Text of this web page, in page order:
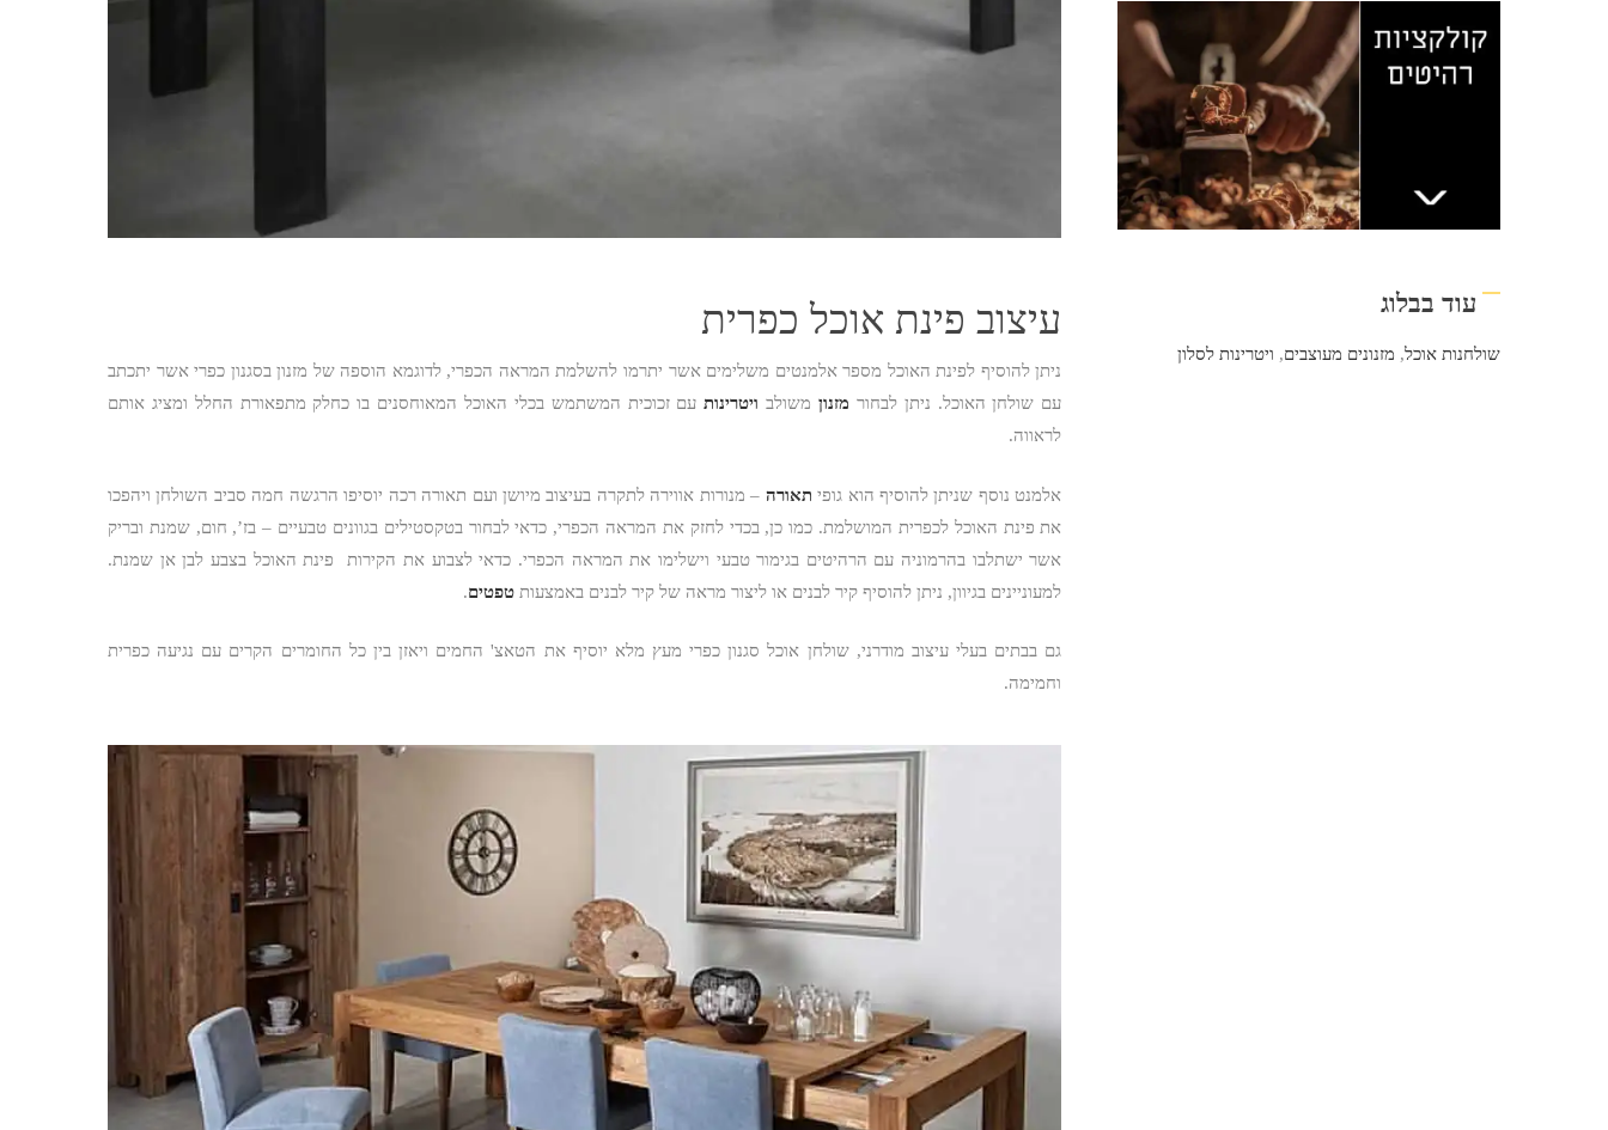
עיצוב פינת אוכל כפרית
ניתן להוסיף לפינת האוכל מספר אלמנטים משלימים אשר יתרמו להשלמת המראה הכפרי, לדוגמא הוספה של מזנון בסגנון כפרי אשר יתכתב
עם שולחן האוכל. ניתן לבחור מזנוןמשולב ויטרינותעם זכוכית המשתמש בכלי האוכל המאוחסנים בו כחלק מתפאורת החלל ומציג אותם
לראווה.
אלמנט נוסף שניתן להוסיף הוא גופי תאורה – מנורות אווירה לתקרה בעיצוב מיושן ועם תאורה רכה יוסיפו הרגשה חמה סביב השולחן ויהפכו
את פינת האוכל לכפרית המושלמת. כמו כן, בכדי לחזק את המראה הכפרי, כדאי לבחור בטקסטילים בגוונים טבעיים – בז’, חום, שמנת ובריק
אשר ישתלבו בהרמוניה עם הרהיטים בגימור טבעי וישלימו את המראה הכפרי. כדאי לצבוע את הקירות פינת האוכל בצבע לבן אן שמנת.
למעוניינים בגיוון, ניתן להוסיף קיר לבנים או ליצור מראה של קיר לבנים באמצעות טפטים.
גם בבתים בעלי עיצוב מודרני, שולחן אוכל סגנון כפרי מעץ מלא יוסיף את הטאצ' החמים ויאזן בין כל החומרים הקרים עם נגיעה כפרית
וחמימה.
עוד בבלוג
שולחנות אוכל, מזנונים מעוצבים, ויטרינות לסלון